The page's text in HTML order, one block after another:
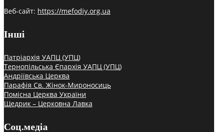
Веб-сайт: https://mefodiy.org.ua
Інші
Патріархія УАПЦ (УПЦ)
Тернопільська Єпархія УАПЦ (УПЦ)
Андріївська Церква
Парафія Св. Жінок-Мироносиць
Помісна Церква України
Щедрик – Церковна Лавка
Соц.медіа